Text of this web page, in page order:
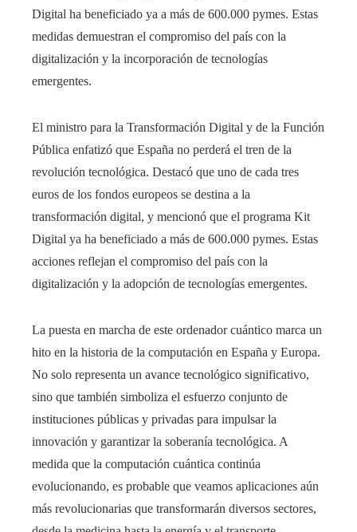
Digital ha beneficiado ya a más de 600.000 pymes. Estas
medidas demuestran el compromiso del país con la
digitalización y la incorporación de tecnologías
emergentes.
El ministro para la Transformación Digital y de la Función
Pública enfatizó que España no perderá el tren de la
revolución tecnológica. Destacó que uno de cada tres
euros de los fondos europeos se destina a la
transformación digital, y mencionó que el programa Kit
Digital ya ha beneficiado a más de 600.000 pymes. Estas
acciones reflejan el compromiso del país con la
digitalización y la adopción de tecnologías emergentes.
La puesta en marcha de este ordenador cuántico marca un
hito en la historia de la computación en España y Europa.
No solo representa un avance tecnológico significativo,
sino que también simboliza el esfuerzo conjunto de
instituciones públicas y privadas para impulsar la
innovación y garantizar la soberanía tecnológica. A
medida que la computación cuántica continúa
evolucionando, es probable que veamos aplicaciones aún
más revolucionarias que transformarán diversos sectores,